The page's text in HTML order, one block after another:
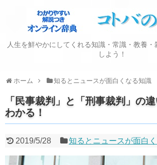
人生を鮮やかにしてくれる知識・常識・教養
しよう！
ホーム 知るとニュースが面白くなる知識
「民事裁判」と「刑事裁判」の
わかる！
2019/5/28 知るとニュースが面白